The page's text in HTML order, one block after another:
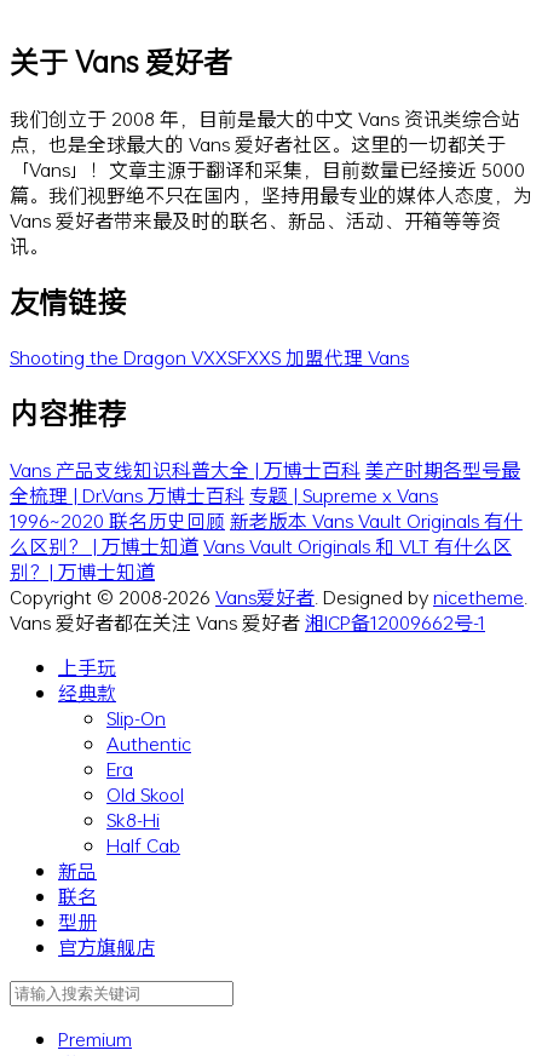
关于 Vans 爱好者
我们创立于 2008 年，目前是最大的中文 Vans 资讯类综合站
点，也是全球最大的 Vans 爱好者社区。这里的一切都关于
「Vans」！文章主源于翻译和采集，目前数量已经接近 5000
篇。我们视野绝不只在国内，坚持用最专业的媒体人态度，为
Vans 爱好者带来最及时的联名、新品、活动、开箱等等资
讯。
友情链接
Shooting the Dragon VXXSFXXS加盟代理 Vans
内容推荐
Vans 产品支线知识科普大全 | 万博士百科美产时期各型号最
全梳理 | Dr.Vans 万博士百科 专题 | Supreme x Vans
1996~2020 联名历史回顾 新老版本 Vans Vault Originals 有什
么区别？ | 万博士知道Vans Vault Originals 和 VLT 有什么区
别？| 万博士知道
Copyright © 2008-2026 Vans爱好者. Designed bynicetheme.
Vans 爱好者都在关注 Vans 爱好者湘ICP备12009662号-1
上手玩
经典款
Slip-On
Authentic
Era
Old Skool
Sk8-Hi
Half Cab
新品
联名
型册
官方旗舰店
Premium